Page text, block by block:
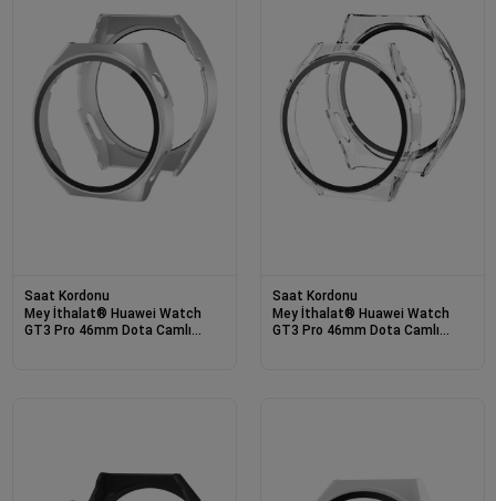
Saat Kordonu
Mey İthalat® Huawei Watch
GT3 Pro 46mm Dota Camlı
Saat Kordonu
Mey İthalat® Huawei Watch
GT3 Pro 46mm Dota Camlı